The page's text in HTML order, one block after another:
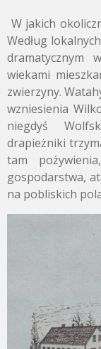
W jakich
Według
dramatycznym
wiekami
zwierzyny.
wzniesienia
niegdyś
drapieżniki
tam
gospodarstwa,
na pobliskich